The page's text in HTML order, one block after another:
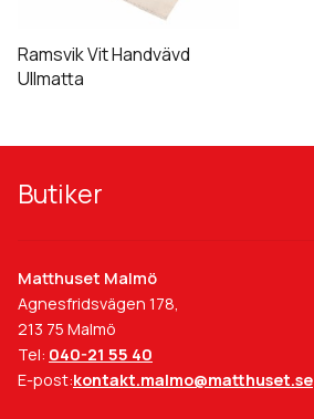
Ramsvik Vit Handvävd
Ullmatta
De
olika
på
Butiker
Matthuset Malmö
Agnesfridsvägen 178,
213 75 Malmö
Tel: 040-21 55 40
E-post:kontakt.malmo@matthuset.se